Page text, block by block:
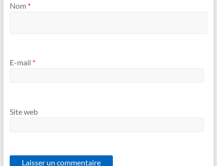
Nom *
E-mail *
Site web